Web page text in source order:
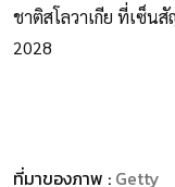
ชาติสโลวาเกีย ที่เซ็น
2028
ที่มาของภาพ : Getty